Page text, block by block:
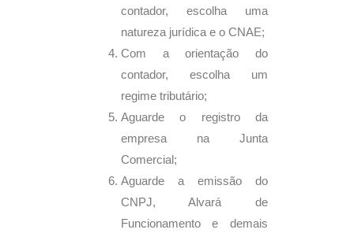
contador, escolha uma
natureza jurídica e o CNAE;
Com a orientação do
contador, escolha um
regime tributário;
Aguarde o registro da
empresa na Junta
Comercial;
Aguarde a emissão do
CNPJ, Alvará de
Funcionamento e demais